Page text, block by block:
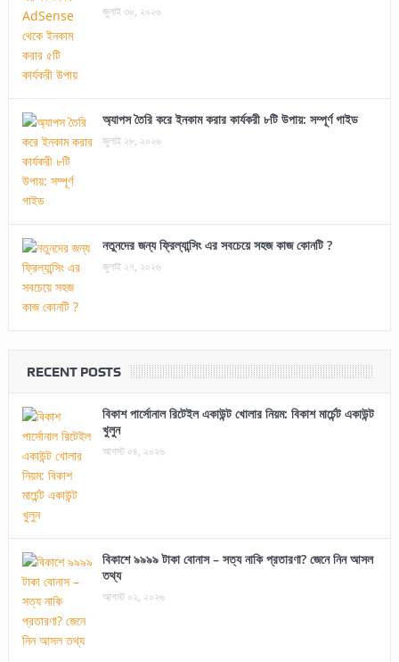
জুলাই ৩০, ২০২৬
অ্যাপস তৈরি করে ইনকাম করার কার্যকরী ৮টি উপায়: সম্পূর্ণ গাইড
জুলাই ২৮, ২০২৬
নতুনদের জন্য ফ্রিল্যান্সিং এর সবচেয়ে সহজ কাজ কোনটি ?
জুলাই ২৭, ২০২৬
RECENT POSTS
বিকাশ পার্সোনাল রিটেইল একাউন্ট খোলার নিয়ম: বিকাশ মার্চেন্ট একাউন্ট
খুলুন
আগস্ট ০৪, ২০২৬
বিকাশে ৯৯৯৯ টাকা বোনাস – সত্য নাকি প্রতারণা? জেনে নিন আসল
তথ্য
আগস্ট ০২, ২০২৬